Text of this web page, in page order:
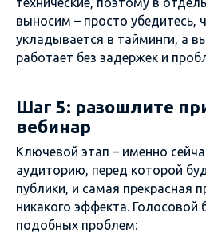
выносим – просто убедитесь,
укладывается в тайминги, а
работает без задержек и
Шаг 5: разошлите
вебинар
Ключевой этап – именно
аудиторию, перед которой
публики, и самая прекрасная
никакого эффекта. Голосовой
подобных проблем: